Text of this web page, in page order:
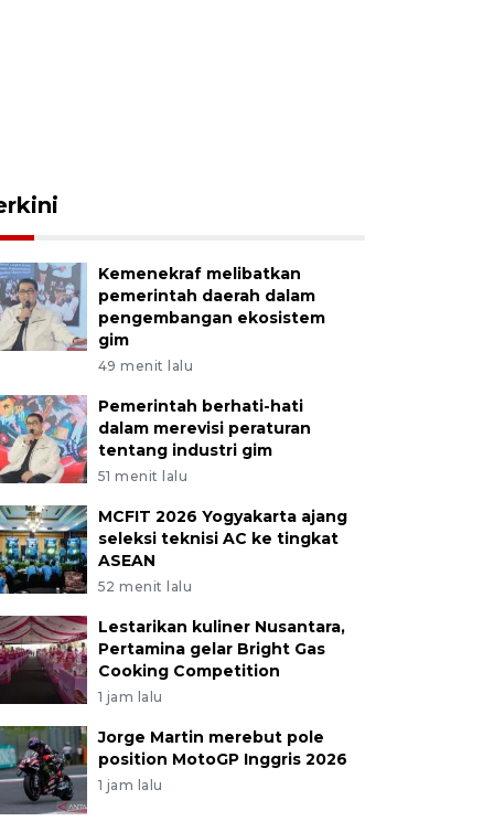
Kemenekraf melibatkan
pemerintah daerah dalam
pengembangan ekosistem
gim
49 menit lalu
Pemerintah berhati-hati
dalam merevisi peraturan
tentang industri gim
51 menit lalu
MCFIT 2026 Yogyakarta ajang
seleksi teknisi AC ke tingkat
ASEAN
52 menit lalu
Lestarikan kuliner Nusantara,
Pertamina gelar Bright Gas
Cooking Competition
1 jam lalu
Jorge Martin merebut pole
position MotoGP Inggris 2026
1 jam lalu